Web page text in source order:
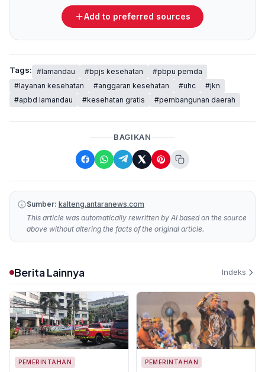
Add to preferred sources
Tags: #lamandau #bpjs kesehatan
#pbpu pemda
#layanan kesehatan
#anggaran kesehatan #uhc
#jkn
#apbd lamandau
#kesehatan gratis #pembangunan daerah
BAGIKAN
Sumber: kalteng.antaranews.com
This article was automatically rewritten by AI based on the source
above without altering the facts of the original article.
Berita Lainnya Indeks
PEMERINTAHAN PEMERINTAHAN